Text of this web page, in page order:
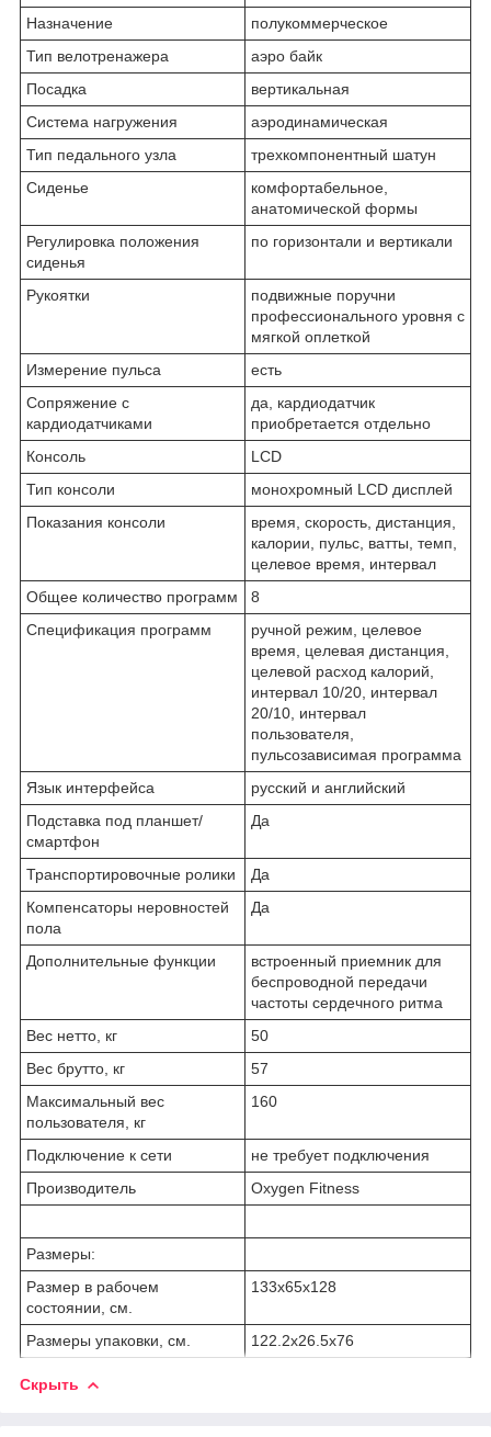
Назначение
полукоммерческое
Тип велотренажера
аэро байк
Посадка
вертикальная
Система нагружения
аэродинамическая
Тип педального узла
трехкомпонентный шатун
Сиденье
комфортабельное,
анатомической формы
Регулировка положения
сиденья
по горизонтали и вертикали
Рукоятки
подвижные поручни
профессионального уровня с
мягкой оплеткой
Измерение пульса
есть
Сопряжение с
кардиодатчиками
да, кардиодатчик
приобретается отдельно
Консоль
LCD
Тип консоли
монохромный LCD дисплей
Показания консоли
время, скорость, дистанция,
калории, пульс, ватты, темп,
целевое время, интервал
Общее количество программ
8
Спецификация программ
ручной режим, целевое
время, целевая дистанция,
целевой расход калорий,
интервал 10/20, интервал
20/10, интервал
пользователя,
пульсозависимая программа
Язык интерфейса
русский и английский
Подставка под планшет/
смартфон
Да
Транспортировочные ролики
Да
Компенсаторы неровностей
пола
Да
Дополнительные функции
встроенный приемник для
беспроводной передачи
частоты сердечного ритма
Вес нетто, кг
50
Вес брутто, кг
57
Максимальный вес
пользователя, кг
160
Подключение к сети
не требует подключения
Производитель
Oxygen Fitness
Размеры:
Размер в рабочем
состоянии, см.
133х65x128
Размеры упаковки, см. 122.2х26.5x76
Скрыть